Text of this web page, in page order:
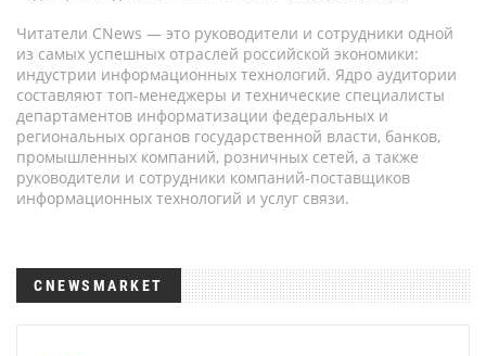
Читатели CNews — это руководители и сотрудники одной
из самых успешных отраслей российской экономики:
индустрии информационных технологий. Ядро аудитории
составляют топ-менеджеры и технические специалисты
департаментов информатизации федеральных и
региональных органов государственной власти, банков,
промышленных компаний, розничных сетей, а также
руководители и сотрудники компаний-поставщиков
информационных технологий и услуг связи.
CNEWSMARKET